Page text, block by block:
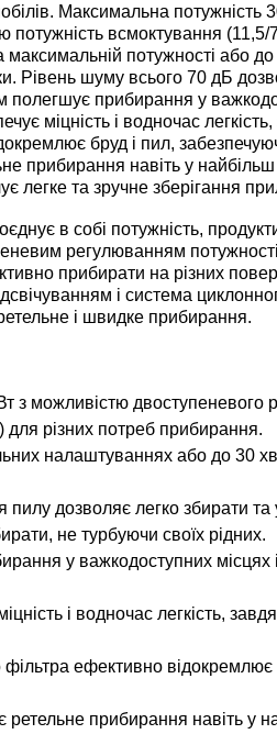
Максимальна потужність
всмоктування (11,5/
потужності або
Рівень шуму всього 70 дБ
полегшує прибирання у
міцність і водночас
бруд і пил,
прибирання навіть у
легке та зручне зберігання
в собі потужність,
регулюванням
прибирати на різних
і система
і швидке прибирання.
з можливістю
для різних потреб прибирання.
налаштуваннях або до 30
дозволяє легко збирати та
не турбуючи своїх рідних.
у важкодоступних місцях
і водночас легкість,
ефективно відокремлює
ретельне прибирання навіть у